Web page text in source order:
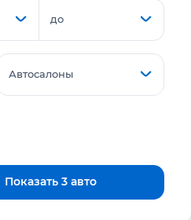
до
Автосалоны
Показать 3 авто